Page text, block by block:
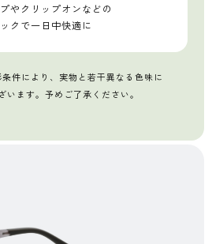
や クリップオンなどの
クで一日中快適に
件により、実物と若干異なる色味に
います。予めご了承ください。